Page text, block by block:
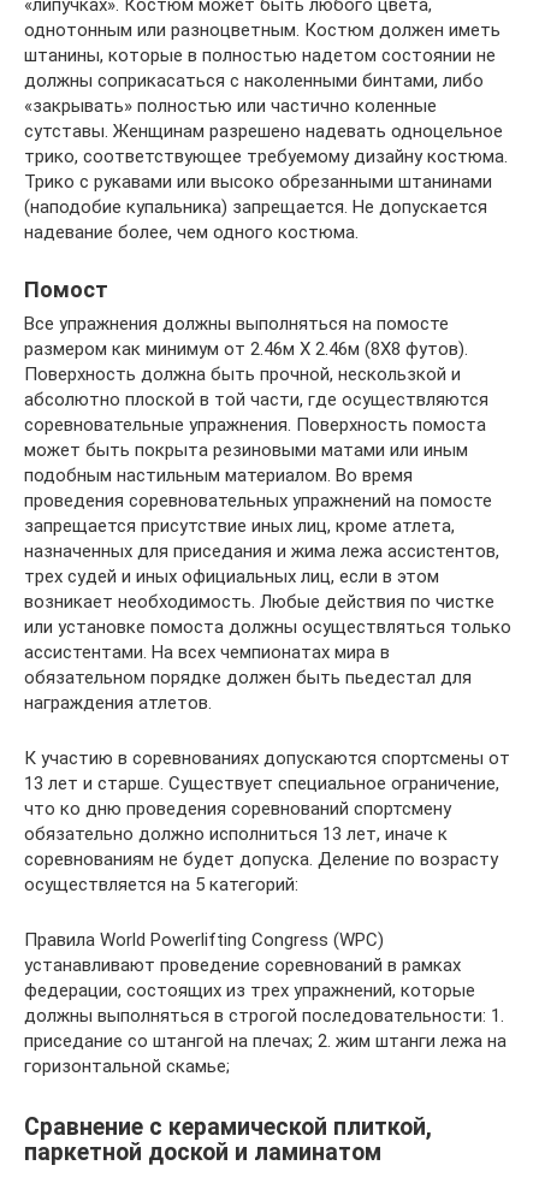
однотонным или разноцветным. Костюм должен иметь
штанины, которые в полностью надетом состоянии не
должны соприкасаться с наколенными бинтами, либо
«закрывать» полностью или частично коленные
сутставы. Женщинам разрешено надевать одноцельное
трико, соответствующее требуемому дизайну костюма.
Трико с рукавами или высоко обрезанными штанинами
(наподобие купальника) запрещается. Не допускается
надевание более, чем одного костюма.
Помост
Все упражнения должны выполняться на помосте
размером как минимум от 2.46м Х 2.46м (8Х8 футов).
Поверхность должна быть прочной, нескользкой и
абсолютно плоской в той части, где осуществляются
соревновательные упражнения. Поверхность помоста
может быть покрыта резиновыми матами или иным
подобным настильным материалом. Во время
проведения соревновательных упражнений на помосте
запрещается присутствие иных лиц, кроме атлета,
назначенных для приседания и жима лежа ассистентов,
трех судей и иных официальных лиц, если в этом
возникает необходимость. Любые действия по чистке
или установке помоста должны осуществляться только
ассистентами. На всех чемпионатах мира в
обязательном порядке должен быть пьедестал для
награждения атлетов.
К участию в соревнованиях допускаются спортсмены от
13 лет и старше. Существует специальное ограничение,
что ко дню проведения соревнований спортсмену
обязательно должно исполниться 13 лет, иначе к
соревнованиям не будет допуска. Деление по возрасту
осуществляется на 5 категорий:
Правила World Powerlifting Congress (WPC)
устанавливают проведение соревнований в рамках
федерации, состоящих из трех упражнений, которые
должны выполняться в строгой последовательности: 1.
приседание со штангой на плечах; 2. жим штанги лежа на
горизонтальной скамье;
Сравнение с керамической плиткой,
паркетной доской и ламинатом